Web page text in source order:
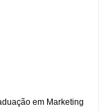
em Marketing